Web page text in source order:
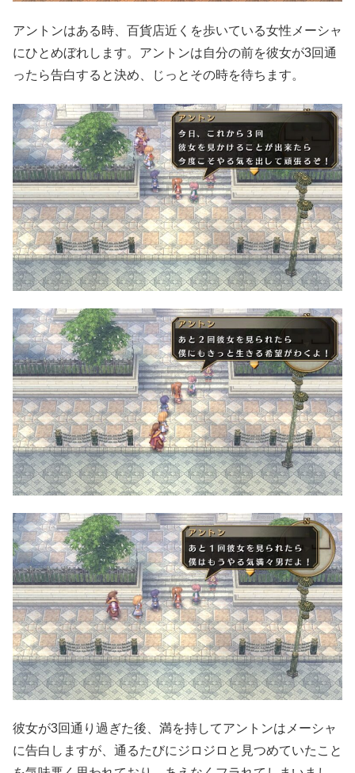
アントンはある時、百貨店近くを歩いている女性メーシャ
にひとめぼれします。アントンは自分の前を彼女が3回通
ったら告白すると決め、じっとその時を待ちます。
彼女が3回通り過ぎた後、満を持してアントンはメーシャ
に告白しますが、通るたびにジロジロと見つめていたこと